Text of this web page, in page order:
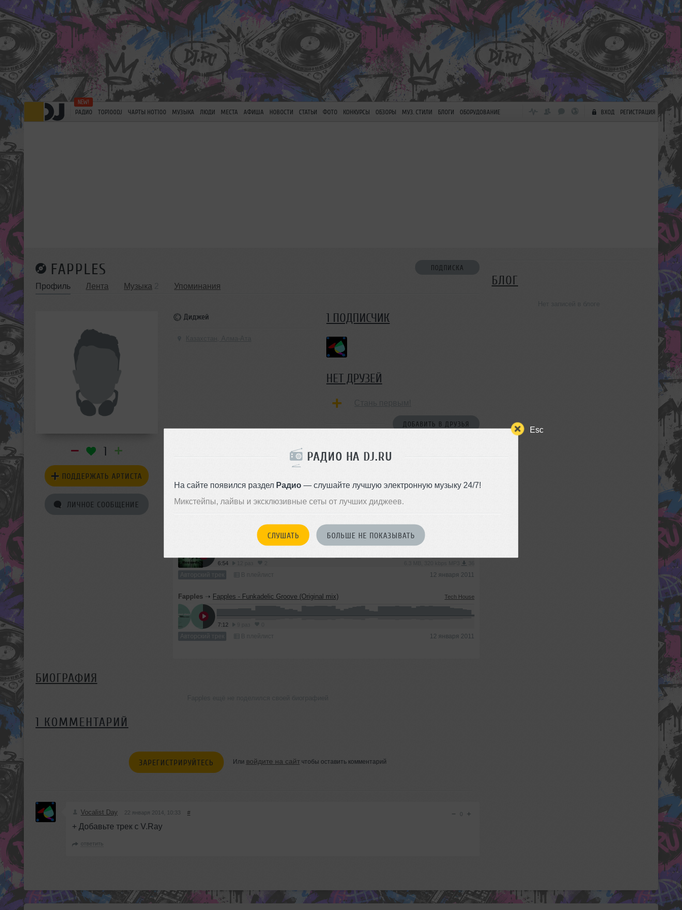
Esc
РАДИО НА DJ.RU
На сайте появился раздел Радио— слушайте лучшую электронную музыку 24/7!
Микстейпы, лайвы и эксклюзивные сеты от лучших диджеев.
СЛУШАТЬ БОЛЬШЕ НЕ ПОКАЗЫВАТЬ
РАДИО TOP100DJ ЧАРТЫ HOT100 МУЗЫКА ЛЮДИ МЕСТА АФИША НОВОСТИ СТАТЬИ ФОТО КОНКУРСЫ ОБЗОРЫ МУЗ. СТИЛИ БЛОГИ ОБОРУДОВАНИЕ ВХОД РЕГИСТРАЦИЯ
FAPPLES ПОДПИСКА
Профиль Лента Музыка Упоминания
1
ПОДДЕРЖАТЬ АРТИСТА
ЛИЧНОЕ СООБЩЕНИЕ
Диджей 1 ПОДПИСЧИК
НЕТ ДРУЗЕЙ
ДОБАВИТЬ В ДРУЗЬЯ
Авторские треки
Fapples - Put Ma Words (Original Mix)
6:54
Авторский трек В плейлист 12 января 2011
Fapples ➝ Fapples - Funkadelic Groove (Original mix) Tech House
7:12
Авторский трек В плейлист 12 января 2011
БИОГРАФИЯ
1 КОММЕНТАРИЙ
ЗАРЕГИСТРИРУЙТЕСЬ Или войдите на сайтчтобы оставить комментарий
Vocalist Day 22 января 2014, 10:33 # − 0 +
+ Добавьте трек с V.Ray
ответить
БЛОГ